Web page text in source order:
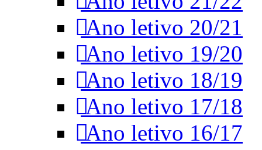
Ano letivo 20/21
Ano letivo 19/20
Ano letivo 18/19
Ano letivo 17/18
Ano letivo 16/17